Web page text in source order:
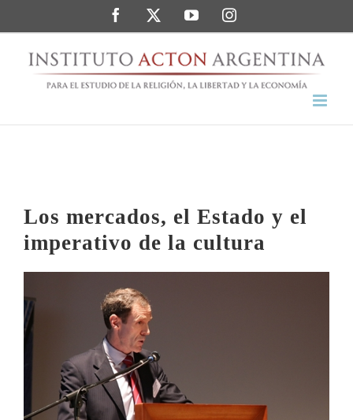
al
contenido
FacebookTwitterYouTubeInstagram
Los mercados, el Estado y el
imperativo de la cultura
imagen
más
grande